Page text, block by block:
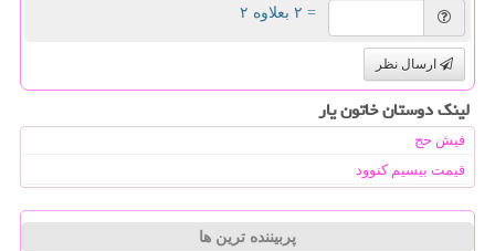
= ۲ بعلاوه ۲
ارسال نظر
لینک دوستان خاتون یار
فیش حج
قیمت بیسیم کنوود
پربیننده ترین ها